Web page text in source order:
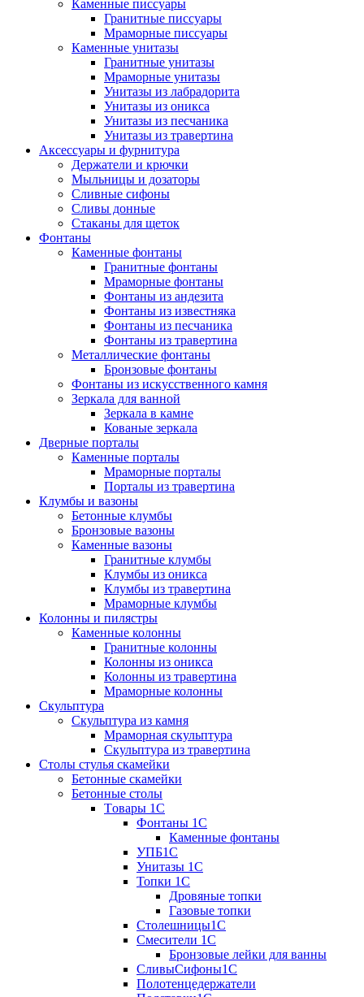
Каменные писсуары
Гранитные писсуары
Мраморные писсуары
Каменные унитазы
Гранитные унитазы
Мраморные унитазы
Унитазы из лабрадорита
Унитазы из оникса
Унитазы из песчаника
Унитазы из травертина
Аксессуары и фурнитура
Держатели и крючки
Мыльницы и дозаторы
Сливные сифоны
Сливы донные
Стаканы для щеток
Фонтаны
Каменные фонтаны
Гранитные фонтаны
Мраморные фонтаны
Фонтаны из андезита
Фонтаны из известняка
Фонтаны из песчаника
Фонтаны из травертина
Металлические фонтаны
Бронзовые фонтаны
Фонтаны из искусственного камня
Зеркала для ванной
Зеркала в камне
Кованые зеркала
Дверные порталы
Каменные порталы
Мраморные порталы
Порталы из травертина
Клумбы и вазоны
Бетонные клумбы
Бронзовые вазоны
Каменные вазоны
Гранитные клумбы
Клумбы из оникса
Клумбы из травертина
Мраморные клумбы
Колонны и пилястры
Каменные колонны
Гранитные колонны
Колонны из оникса
Колонны из травертина
Мраморные колонны
Скульптура
Скульптура из камня
Мраморная скульптура
Скульптура из травертина
Столы стулья скамейки
Бетонные скамейки
Бетонные столы
Tовары 1C
Фонтаны 1C
Каменные фонтаны
УПБ1С
Унитазы 1С
Топки 1С
Дровяные топки
Газовые топки
Столешницы1С
Смесители 1С
Бронзовые лейки для ванны
СливыСифоны1С
Полотенцедержатели